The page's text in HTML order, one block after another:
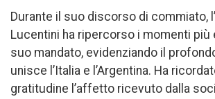
Durante il suo discorso di commiato,
Lucentini ha ripercorso i momenti più
suo mandato, evidenziando il
unisce l’Italia e l’Argentina. Ha
gratitudine l’affetto ricevuto dalla